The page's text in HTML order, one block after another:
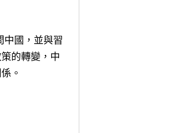
中國，並與習
的轉變，中
。